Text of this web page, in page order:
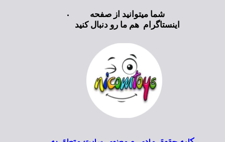
شما میتوانید از صفحه
اینستاگرام هم ما رو دنبال کنید